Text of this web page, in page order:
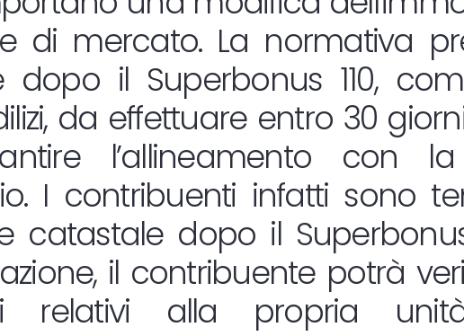
di mercato. La normativa
dopo il Superbonus 110,
da effettuare entro 30
l’allineamento con
I contribuenti infatti sono
catastale dopo il
il contribuente potrà
relativi alla propria